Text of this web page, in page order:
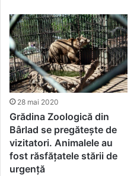
28 mai 2020
Grădina Zoologică din
Bârlad se pregătește de
vizitatori. Animalele au
fost răsfățatele stării de
urgență